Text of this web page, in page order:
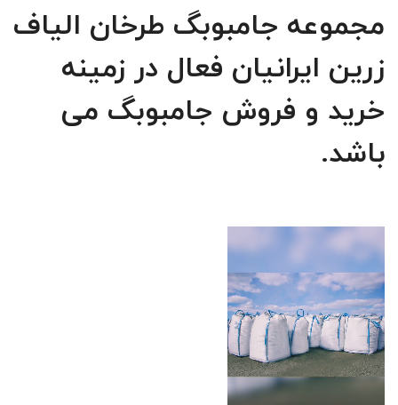
مجموعه جامبوبگ طرخان الیاف
زرین ایرانیان فعال در زمینه
خرید و فروش جامبوبگ می
باشد.